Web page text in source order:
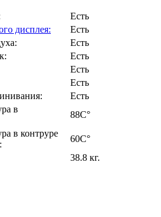
Есть
дисплея:
Есть
Есть
Есть
Есть
Есть
Есть
в
88C°
в контруре
60C°
38.8 кг.